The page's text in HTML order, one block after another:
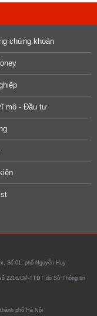
chứng khoán
mô - Đầu tư
Số 01, phố Nguyễn Huy
2216/GP-TTĐT do Sở Thông tin
phố Hà Nội